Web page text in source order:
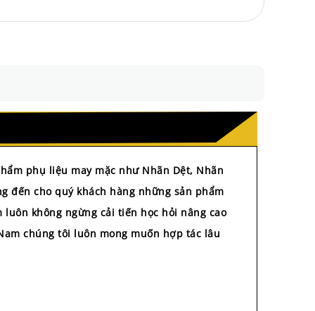
phụ liệu may mặc như Nhãn Dệt, Nhãn
đến cho quý khách hàng những sản phẩm
không ngừng cải tiến học hỏi nâng cao
chúng tôi luôn mong muốn hợp tác lâu